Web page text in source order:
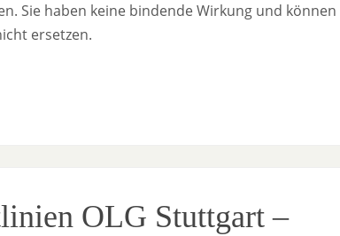
Sie haben keine bindende Wirkung und können
ersetzen.
OLG Stuttgart –